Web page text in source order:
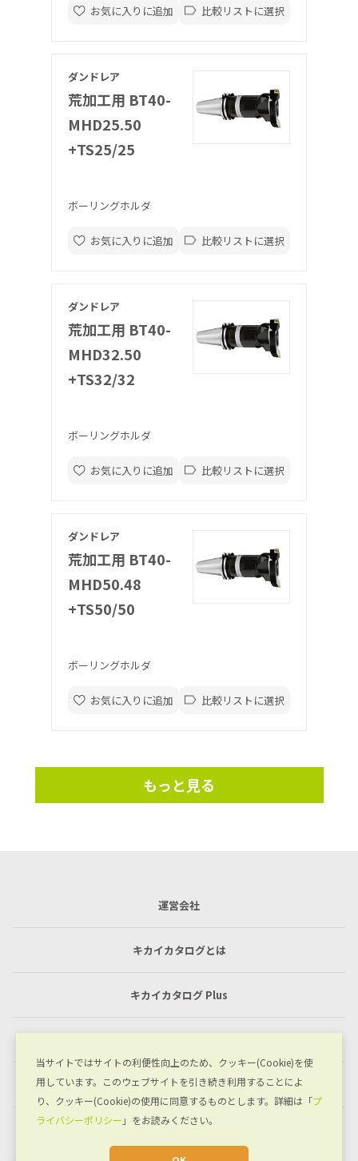
お気に入りに追加 比較リストに選択
ダンドレア
荒加工用 BT40-
MHD25.50
+TS25/25
ボーリングホルダ
お気に入りに追加 比較リストに選択
ダンドレア
荒加工用 BT40-
MHD32.50
+TS32/32
ボーリングホルダ
お気に入りに追加 比較リストに選択
ダンドレア
荒加工用 BT40-
MHD50.48
+TS50/50
ボーリングホルダ
お気に入りに追加 比較リストに選択
もっと見る
運営会社
キカイカタログとは
キカイカタログ Plus
プライバシーポリシー
お問い合わせ
当サイトではサイトの利便性向上のため、クッキー(Cookie)を使
用しています。このウェブサイトを引き続き利用することによ
り、クッキー(Cookie)の使用に同意するものとします。詳細は「プ
ライバシーポリシー 」をお読みください。